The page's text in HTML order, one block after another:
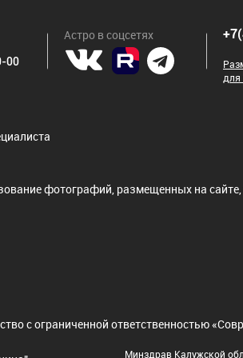
00
Астро в соцсетях
для
фотографий, размещенных на
с ограниченной ответственностью
Минздрав Калужской